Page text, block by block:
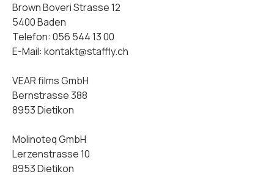
Brown Boveri Strasse 12
5400 Baden
Telefon: 056 544 13 00
E-Mail: kontakt@staffly.ch
VEAR films GmbH
Bernstrasse 388
8953 Dietikon
Molinoteq GmbH
Lerzenstrasse 10
8953 Dietikon